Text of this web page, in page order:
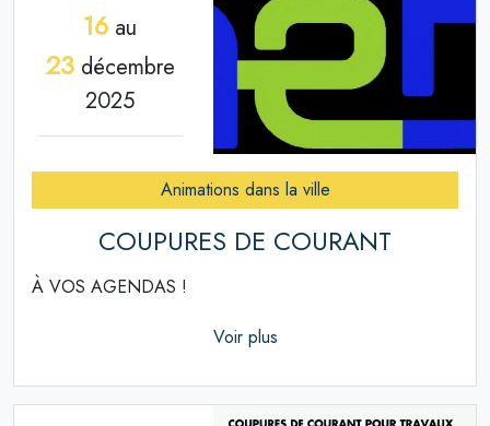
16 au
23décembre
2025
Animations dans la ville
COUPURES DE COURANT
À VOS AGENDAS !
Voir plus